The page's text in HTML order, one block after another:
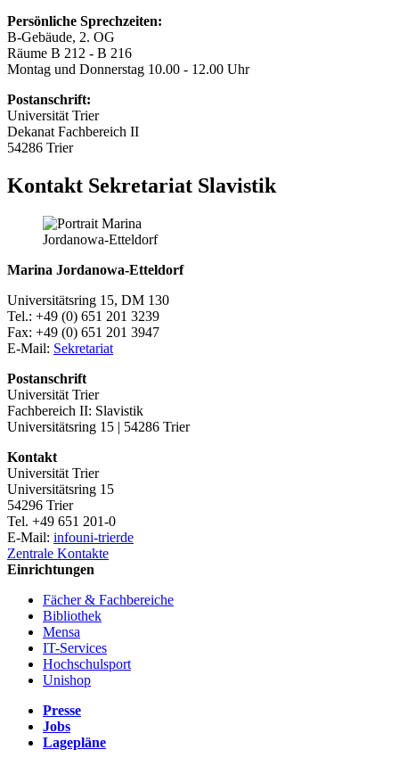
Persönliche Sprechzeiten:
B-Gebäude, 2. OG
Räume B 212 - B 216
Montag und Donnerstag 10.00 - 12.00 Uhr
Postanschrift:
Universität Trier
Dekanat Fachbereich II
54286 Trier
Kontakt Sekretariat Slavistik
Marina Jordanowa-Etteldorf
Universitätsring 15, DM 130
Tel.: +49 (0) 651 201 3239
Fax: +49 (0) 651 201 3947
E-Mail: Sekretariat
Postanschrift
Universität Trier
Fachbereich II: Slavistik
Universitätsring 15 | 54286 Trier
Kontakt
Universität Trier
Universitätsring 15
54296 Trier
Tel. +49 651 201-0
E-Mail: infouni-trierde
Zentrale Kontakte
Einrichtungen
Fächer & Fachbereiche
Bibliothek
Mensa
IT-Services
Hochschulsport
Unishop
Presse
Jobs
Lagepläne